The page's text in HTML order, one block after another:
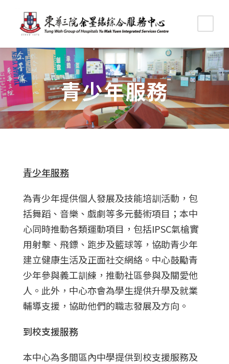
青少年服務
青少年服務
為青少年提供個人發展及技能培訓活動，包
括舞蹈、音樂、戲劇等多元藝術項目；本中
心同時推動各類運動項目，包括IPSC氣槍實
用射擊、飛鏢、跑步及籃球等，協助青少年
建立健康生活及正面社交網絡。 中心鼓勵青
少年參與義工訓練，推動社區參與及關愛他
人。此外，中心亦會為學生提供升學及就業
輔導支援，協助他們的職志發展及方向。
到校支援服務
本中心為多間區內中學提供到校支援服務及